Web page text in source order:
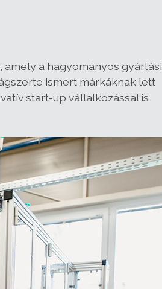
amely a hagyományos gyártási
ismert márkáknak lett
start-up vállalkozással is